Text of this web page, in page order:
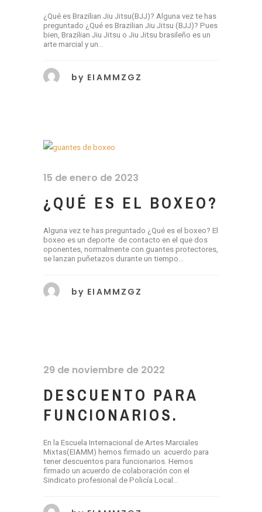
¿Qué es Brazilian Jiu Jitsu(BJJ)? Alguna vez te has
preguntado ¿Qué es Brazilian Jiu Jitsu (BJJ)? Pues
bien, Brazilian Jiu Jitsu o Jiu Jitsu brasileño es un
arte marcial y un...
by EIAMMZGZ
15 de enero de 2023
¿QUÉ ES EL BOXEO?
Alguna vez te has preguntado ¿Qué es el boxeo? El
boxeo es un deporte de contacto en el que dos
oponentes, normalmente con guantes protectores,
se lanzan puñetazos durante un tiempo...
by EIAMMZGZ
29 de noviembre de 2022
DESCUENTO PARA
FUNCIONARIOS.
En la Escuela Internacional de Artes Marciales
Mixtas(EIAMM) hemos firmado un acuerdo para
tener descuentos para funcionarios. Hemos
firmado un acuerdo de colaboración con el
Sindicato profesional de Policía Local...